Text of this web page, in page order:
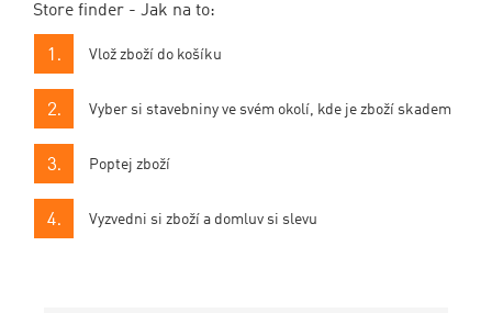
Store finder - Jak na to:
Vlož zboží do košíku
Vyber si stavebniny ve svém okolí, kde je zboží skadem
Poptej zboží
Vyzvedni si zboží a domluv si slevu